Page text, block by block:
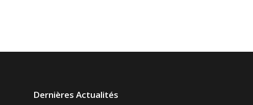
Dernières Actualités